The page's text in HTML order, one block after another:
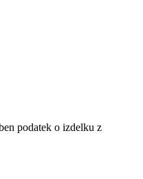
podatek o izdelku z